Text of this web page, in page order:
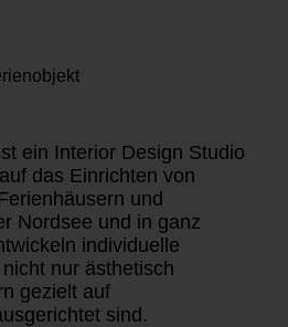
ein Interior Design Studio
das Einrichten von
und
Nordsee und in ganz
individuelle
nur ästhetisch
gezielt auf
sind.